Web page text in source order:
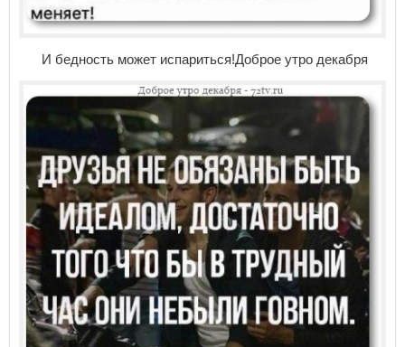
И бедность может испариться!Доброе утро декабря